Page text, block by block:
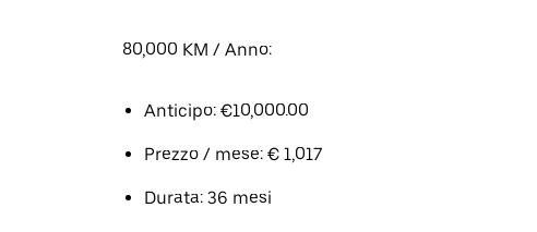
80,000 KM / Anno:
Anticipo: €10,000.00
Prezzo / mese: € 1,017
Durata: 36 mesi